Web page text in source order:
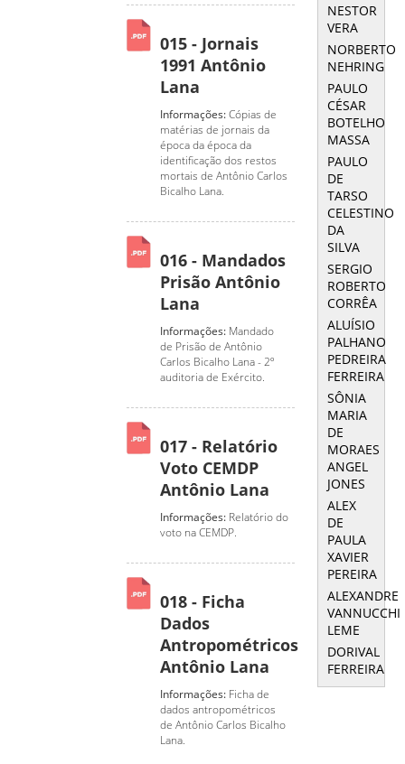
015 - Jornais
1991 Antônio
Lana
Informações:Cópias de
matérias de jornais da
época da época da
identificação dos restos
mortais de Antônio Carlos
Bicalho Lana.
016 - Mandados
Prisão Antônio
Lana
Informações: Mandado
de Prisão de Antônio
Carlos Bicalho Lana - 2º
auditoria de Exército.
017 - Relatório
Voto CEMDP
Antônio Lana
Informações: Relatório do
voto na CEMDP.
018 - Ficha
Dados
Antropométricos
Antônio Lana
Informações: Ficha de
dados antropométricos
de Antônio Carlos Bicalho
Lana.
NESTOR
VERA
NORBERTO
NEHRING
PAULO
CÉSAR
BOTELHO
MASSA
PAULO
DE
TARSO
CELESTINO
DA
SILVA
SERGIO
ROBERTO
CORRÊA
ALUÍSIO
PALHANO
PEDREIRA
FERREIRA
SÔNIA
MARIA
DE
MORAES
ANGEL
JONES
ALEX
DE
PAULA
XAVIER
PEREIRA
ALEXANDRE
VANNUCCHI
LEME
DORIVAL
FERREIRA